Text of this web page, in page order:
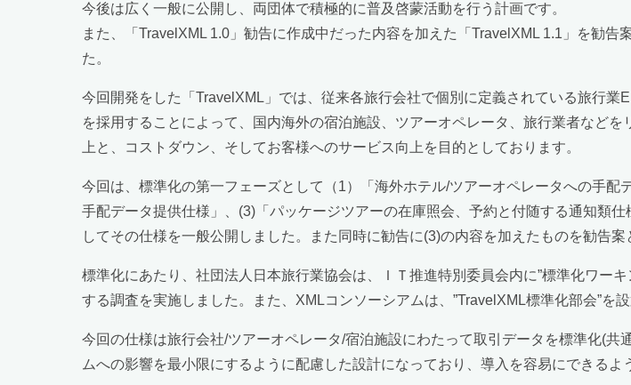
今後は広く一般に公開し、両団体で積極的に普及啓蒙活動を行う計画です。
また、「TravelXML 1.0」勧告に作成中だった内容を加えた「TravelXML 1.1」を勧
た。
今回開発をした「TravelXML」では、従来各旅行会社で個別に定義されている旅行
を採用することによって、国内海外の宿泊施設、ツアーオペレータ、旅行業者など
上と、コストダウン、そしてお客様へのサービス向上を目的としております。
今回は、標準化の第一フェーズとして（1）「海外ホテル/ツアーオペレータへの手
手配データ提供仕様」、(3)「パッケージツアーの在庫照会、予約と付随する通知類
してその仕様を一般公開しました。また同時に勧告に(3)の内容を加えたものを勧告案
標準化にあたり、社団法人日本旅行業協会は、ＩＴ推進特別委員会内に”標準化ワー
する調査を実施しました。また、XMLコンソーシアムは、”TravelXML標準化部会”を
今回の仕様は旅行会社/ツアーオペレータ/宿泊施設にわたって取引データを標準化(
ムへの影響を最小限にするように配慮した設計になっており、導入を容易にできるよ